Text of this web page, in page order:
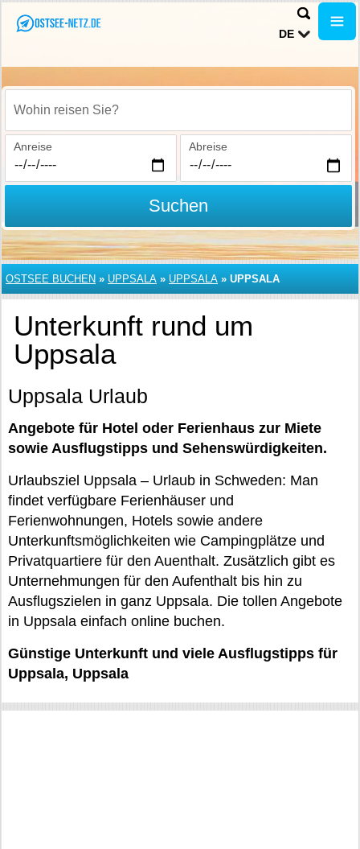
DE
Wohin reisen Sie?
Anreise Abreise
Suchen
OSTSEE BUCHEN » UPPSALA » UPPSALA » UPPSALA
Unterkunft rund um
Uppsala
Uppsala Urlaub
Angebote für Hotel oder Ferienhaus zur Miete
sowie Ausflugstipps und Sehenswürdigkeiten.
Urlaubsziel Uppsala – Urlaub in Schweden: Man
findet verfügbare Ferienhäuser und
Ferienwohnungen, Hotels sowie andere
Unterkunftsmöglichkeiten wie Campingplätze und
Privatquartiere für den Auenthalt. Zusätzlich gibt es
Unternehmungen für den Aufenthalt bis hin zu
Ausflugszielen in ganz Uppsala. Die tollen Angebote
in Uppsala einfach online buchen.
Günstige Unterkunft und viele Ausflugstipps für
Uppsala, Uppsala